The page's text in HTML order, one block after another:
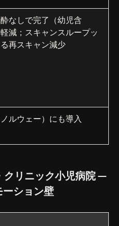
なしで完了（幼児含
減；スキャンスループッ
再スキャン減少
ルウェー）にも導入
クリニック小児病院 —
ーション壁